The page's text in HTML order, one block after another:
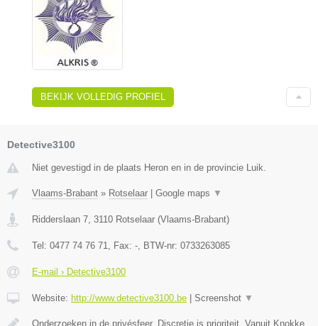
BEKIJK VOLLEDIG PROFIEL
Detective3100
Niet gevestigd in de plaats Heron en in de provincie Luik.
Vlaams-Brabant » Rotselaar Google maps ▼
Ridderslaan 7 3110 Rotselaar (Vlaams-Brabant)
Tel: 0477 74 76 71 , Fax: - , BTW-nr: 0733263085
E-mail › Detective3100
Website: http://www.detective3100.be Screenshot ▼
Onderzoeken in de privésfeer. Discretie is prioriteit. Vanuit Knokke